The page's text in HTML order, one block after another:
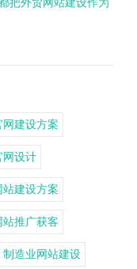
网建设方案
网设计
站建设方案
站推广获客
制造业网站建设